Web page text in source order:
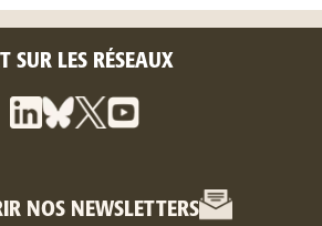
SUR LES RÉSEAUX
NOS NEWSLETTERS